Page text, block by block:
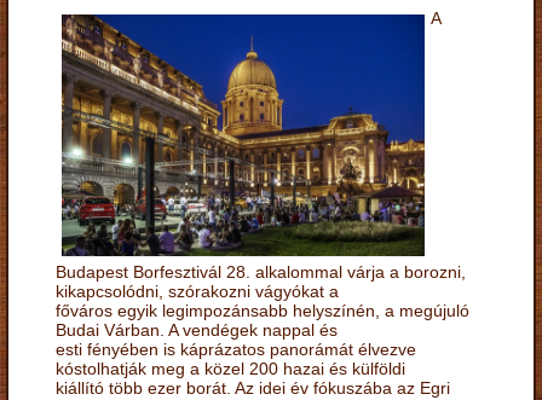
A
Budapest Borfesztivál 28. alkalommal várja a borozni,
kikapcsolódni, szórakozni vágyókat a
főváros egyik legimpozánsabb helyszínén, a megújuló
Budai Várban. A vendégek nappal és
esti fényében is káprázatos panorámát élvezve
kóstolhatják meg a közel 200 hazai és külföldi
kiállító több ezer borát. Az idei év fókuszába az Egri